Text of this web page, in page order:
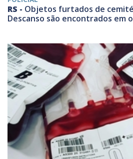
RS - Objetos furtados de
Descanso são encontrados em